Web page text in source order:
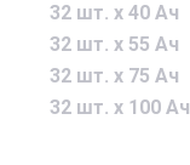
32 шт. х 40 Ач
32 шт. х 55 Ач
32 шт. x 75 Ач
32 шт. х 100 Ач